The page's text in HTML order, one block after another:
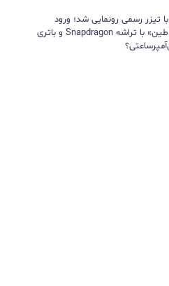
ردمی K100 با تیزر رسمی رونمایی شد؛ ورود
«پادشاه شیاطین» با تراشه Snapdragon و باتری